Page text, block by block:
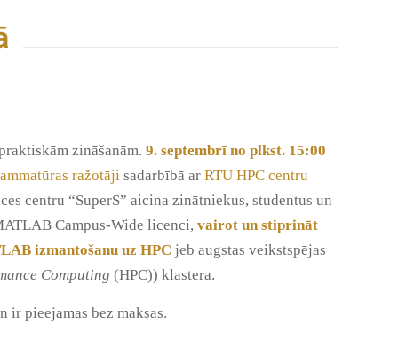
zināšanām.9. septembrī no plkst. 15:00
ražotāji sadarbībā arRTU HPC centru
centru “SuperS” aicina zinātniekus, studentus un
Campus-Wide licenci,vairot un stiprināt
izmantošanu uz HPC jeb augstas veikstspējas
Computing (HPC)) klastera.
ir pieejamas bez maksas.